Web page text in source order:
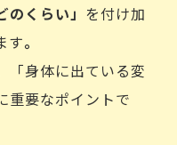
のくらい」 を付け加
す。
「身体に出ている変
重要なポイントで